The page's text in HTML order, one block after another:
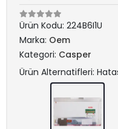
Ürün Kodu: 224B6I1U
Marka: Oem
Kategori: Casper
Ürün Alternatifleri: